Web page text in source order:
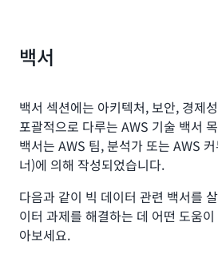
백서
백서 섹션에는 아키텍처, 보안, 경제
포괄적으로 다루는 AWS 기술 백서
백서는 AWS 팀, 분석가 또는 AWS
너)에 의해 작성되었습니다.
다음과 같이 빅 데이터 관련 백서를
이터 과제를 해결하는 데 어떤 도움
아보세요.